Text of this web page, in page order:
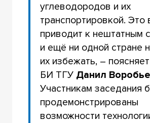
углеводородов и их
транспортировкой. Это
приводит к нештатным
и ещё ни одной стране
их избежать, –
БИ ТГУ Данил
Участникам заседания
продемонстрированы
возможности